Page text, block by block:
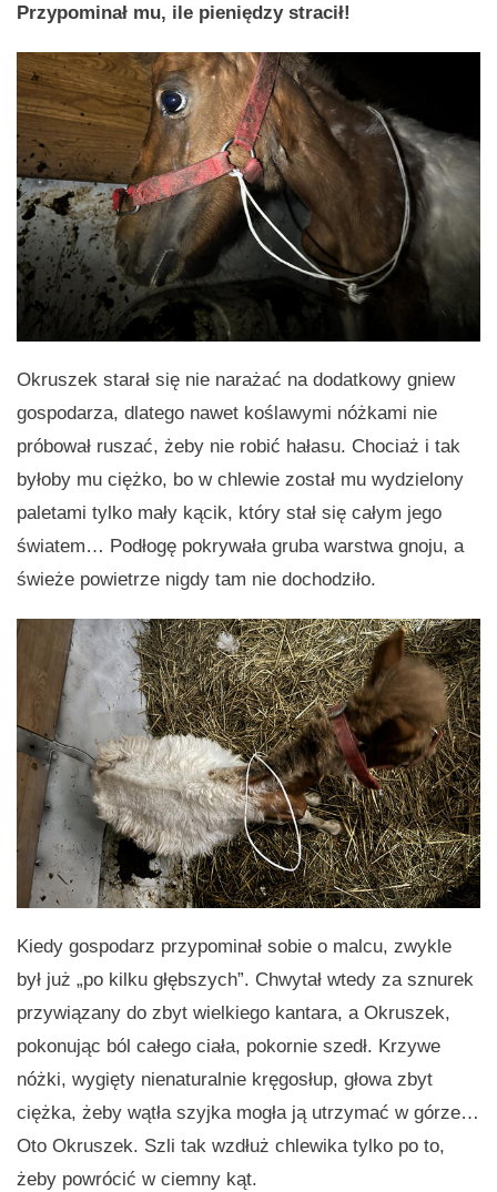
Przypominał mu, ile pieniędzy stracił!
Okruszek starał się nie narażać na dodatkowy gniew
gospodarza, dlatego nawet koślawymi nóżkami nie
próbował ruszać, żeby nie robić hałasu. Chociaż i tak
byłoby mu ciężko, bo w chlewie został mu wydzielony
paletami tylko mały kącik, który stał się całym jego
światem… Podłogę pokrywała gruba warstwa gnoju, a
świeże powietrze nigdy tam nie dochodziło.
Kiedy gospodarz przypominał sobie o malcu, zwykle
był już „po kilku głębszych”. Chwytał wtedy za sznurek
przywiązany do zbyt wielkiego kantara, a Okruszek,
pokonując ból całego ciała, pokornie szedł. Krzywe
nóżki, wygięty nienaturalnie kręgosłup, głowa zbyt
ciężka, żeby wątła szyjka mogła ją utrzymać w górze…
Oto Okruszek. Szli tak wzdłuż chlewika tylko po to,
żeby powrócić w ciemny kąt.